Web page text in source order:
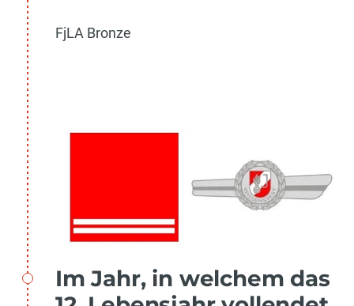
FjLA Bronze
Im Jahr, in welchem das